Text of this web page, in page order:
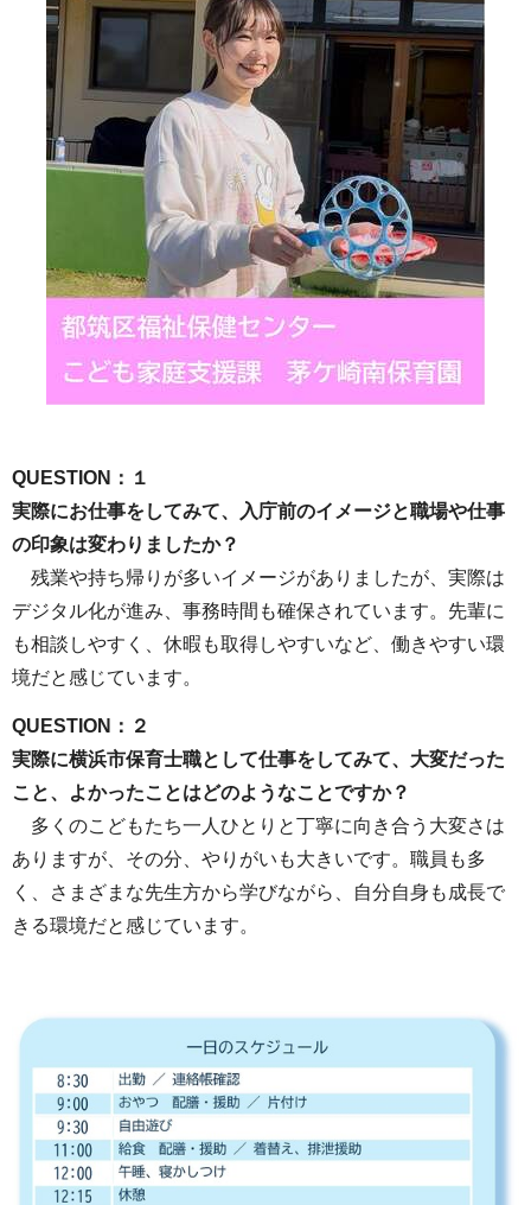
QUESTION：１
実際にお仕事をしてみて、入庁前のイメージと職場や仕事
の印象は変わりましたか？
残業や持ち帰りが多いイメージがありましたが、実際は
デジタル化が進み、事務時間も確保されています。先輩に
も相談しやすく、休暇も取得しやすいなど、働きやすい環
境だと感じています。
QUESTION：２
実際に横浜市保育士職として仕事をしてみて、大変だった
こと、よかったことはどのようなことですか？
多くのこどもたち一人ひとりと丁寧に向き合う大変さは
ありますが、その分、やりがいも大きいです。職員も多
く、さまざまな先生方から学びながら、自分自身も成長で
きる環境だと感じています。